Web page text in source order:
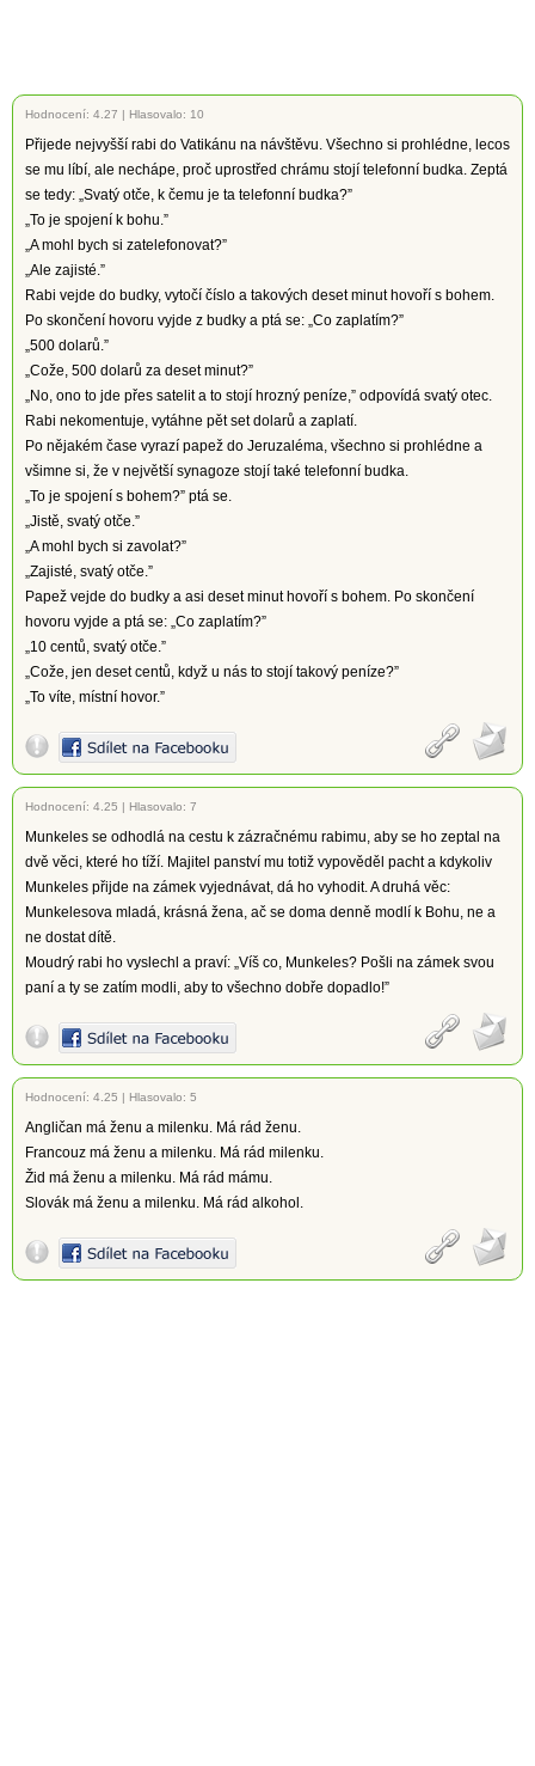
Hodnocení: 4.27 | Hlasovalo: 10
Přijede nejvyšší rabi do Vatikánu na návštěvu. Všechno si prohlédne, lecos
se mu líbí, ale nechápe, proč uprostřed chrámu stojí telefonní budka. Zeptá
se tedy: „Svatý otče, k čemu je ta telefonní budka?”
„To je spojení k bohu.”
„A mohl bych si zatelefonovat?”
„Ale zajisté.”
Rabi vejde do budky, vytočí číslo a takových deset minut hovoří s bohem.
Po skončení hovoru vyjde z budky a ptá se: „Co zaplatím?”
„500 dolarů.”
„Cože, 500 dolarů za deset minut?”
„No, ono to jde přes satelit a to stojí hrozný peníze,” odpovídá svatý otec.
Rabi nekomentuje, vytáhne pět set dolarů a zaplatí.
Po nějakém čase vyrazí papež do Jeruzaléma, všechno si prohlédne a
všimne si, že v největší synagoze stojí také telefonní budka.
„To je spojení s bohem?” ptá se.
„Jistě, svatý otče.”
„A mohl bych si zavolat?”
„Zajisté, svatý otče.”
Papež vejde do budky a asi deset minut hovoří s bohem. Po skončení
hovoru vyjde a ptá se: „Co zaplatím?”
„10 centů, svatý otče.”
„Cože, jen deset centů, když u nás to stojí takový peníze?”
„To víte, místní hovor.”
Hodnocení: 4.25 | Hlasovalo: 7
Munkeles se odhodlá na cestu k zázračnému rabimu, aby se ho zeptal na
dvě věci, které ho tíží. Majitel panství mu totiž vypověděl pacht a kdykoliv
Munkeles přijde na zámek vyjednávat, dá ho vyhodit. A druhá věc:
Munkelesova mladá, krásná žena, ač se doma denně modlí k Bohu, ne a
ne dostat dítě.
Moudrý rabi ho vyslechl a praví: „Víš co, Munkeles? Pošli na zámek svou
paní a ty se zatím modli, aby to všechno dobře dopadlo!”
Hodnocení: 4.25 | Hlasovalo: 5
Angličan má ženu a milenku. Má rád ženu.
Francouz má ženu a milenku. Má rád milenku.
Žid má ženu a milenku. Má rád mámu.
Slovák má ženu a milenku. Má rád alkohol.